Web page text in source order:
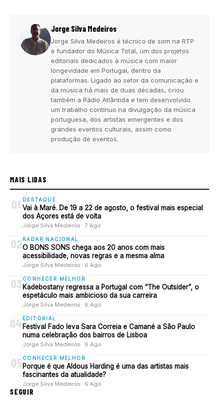
Jorge Silva Medeiros
Jorge Silva Medeiros é técnico de som na RTP
e fundador do Música Total, um dos projetos
editoriais dedicados à música com maior
longevidade em Portugal, dentro da
plataformas. Ligado ao setor da comunicação e
da música há mais de duas décadas, criou
também a Rádio Atlântida e tem desenvolvido
um trabalho contínuo na divulgação da música
portuguesa, dos artistas emergentes e dos
grandes eventos culturais, assim como
produção de eventos.
MAIS LIDAS
01 DESTAQUE
Vai à Maré. De 19 a 22 de agosto, o festival mais especial
dos Açores está de volta
Jorge Silva Medeiros · 7 Ago
02 RADAR NACIONAL
O BONS SONS chega aos 20 anos com mais
acessibilidade, novas regras e a mesma alma
Jorge Silva Medeiros · 6 Ago
03 CONHECER MELHOR
Kadebostany regressa a Portugal com “The Outsider”, o
espetáculo mais ambicioso da sua carreira
Jorge Silva Medeiros · 6 Ago
04EDITORIAL
Festival Fado leva Sara Correia e Camané a São Paulo
numa celebração dos bairros de Lisboa
Jorge Silva Medeiros · 6 Ago
05 CONHECER MELHOR
Porque é que Aldous Harding é uma das artistas mais
fascinantes da atualidade?
Jorge Silva Medeiros · 6 Ago
SEGUIR